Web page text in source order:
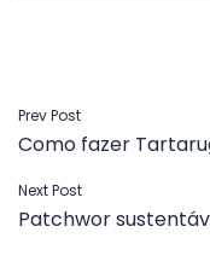
Navegação
de
Post
Prev Post
Como fazer
Next Post
Patchwor